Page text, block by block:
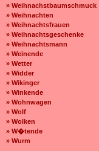
» Weihnachstbaumschmuck
» Weihnachten
» Weihnachtsfrauen
» Weihnachtsgeschenke
» Weihnachtsmann
» Weinende
» Wetter
» Widder
» Wikinger
» Winkende
» Wohnwagen
» Wolf
» Wolken
» W�tende
» Wurm